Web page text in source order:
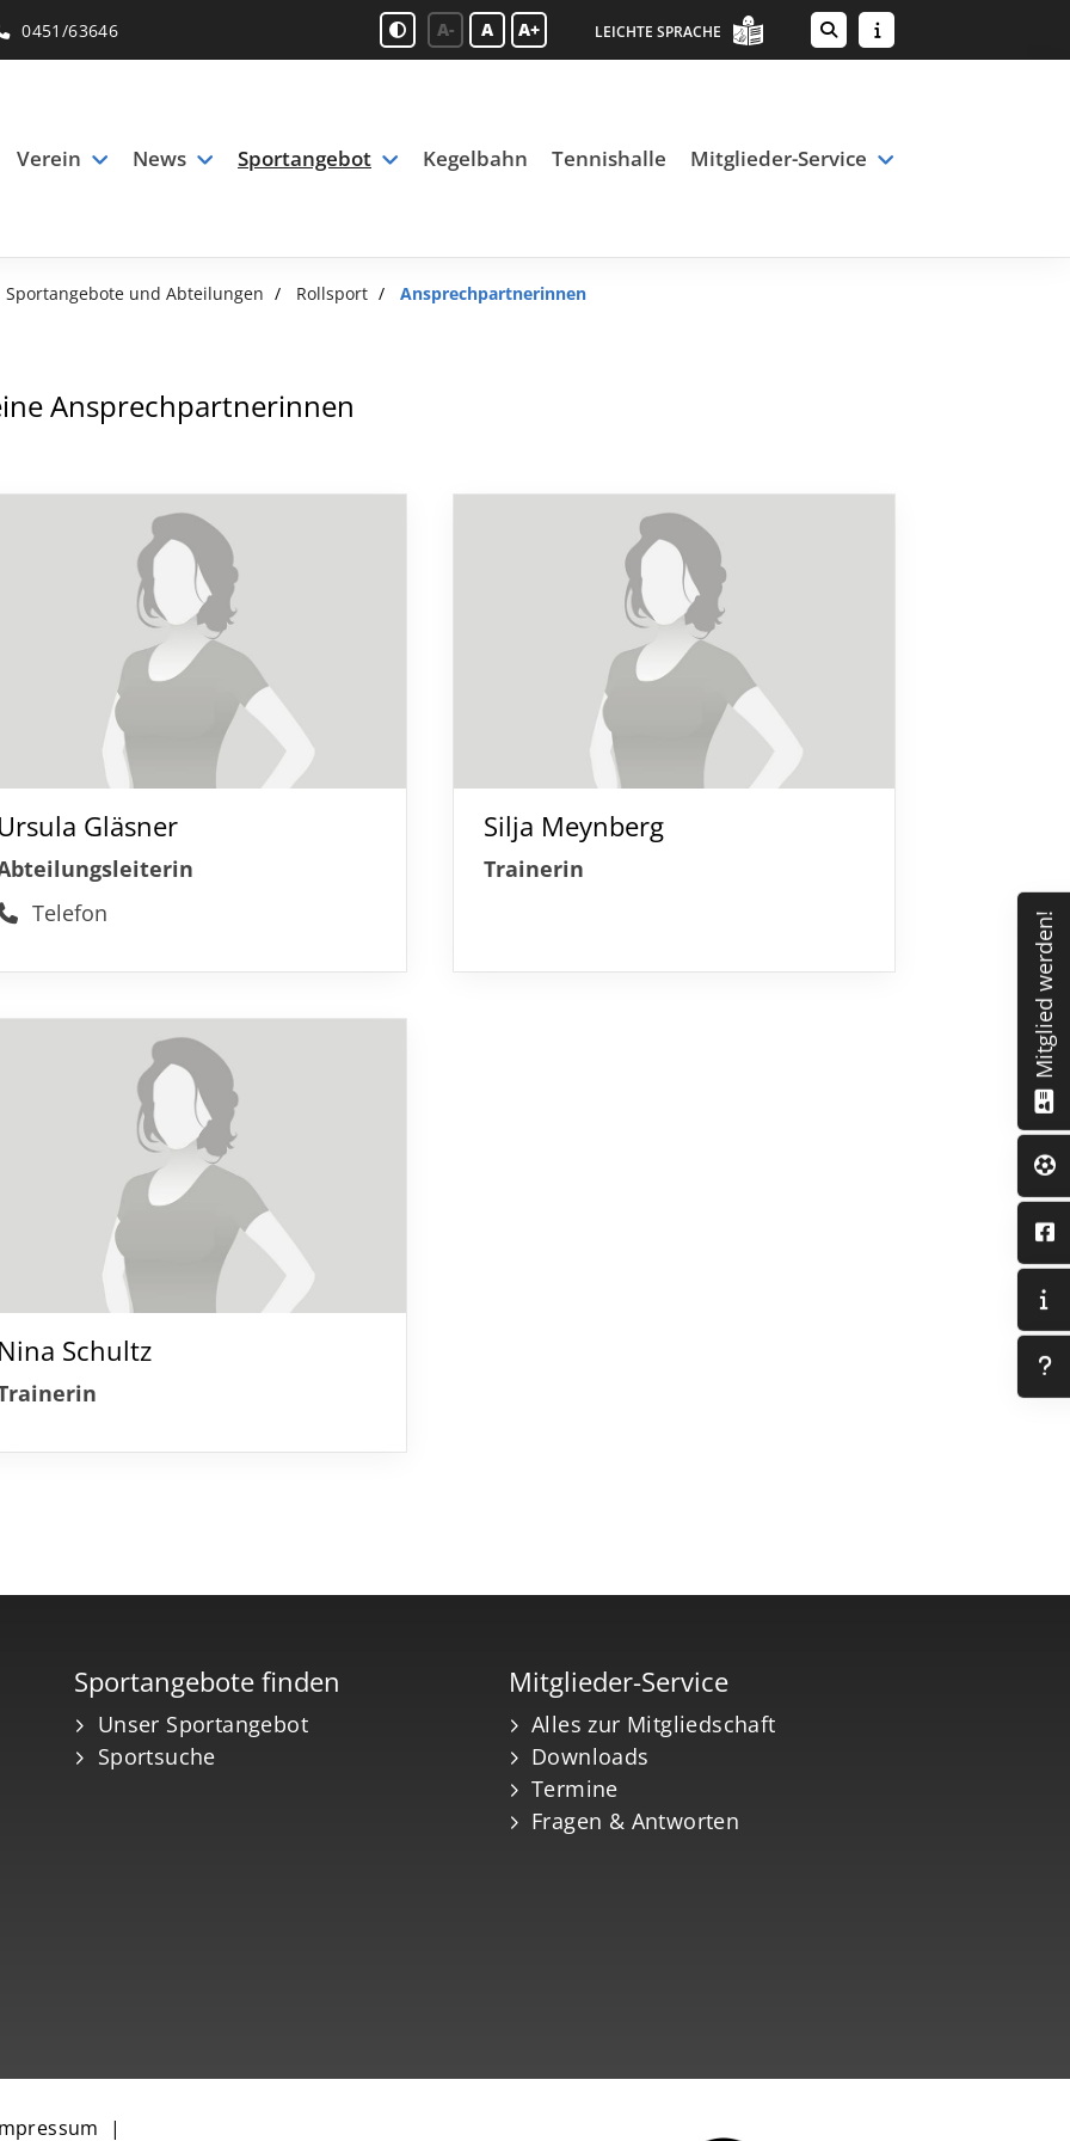
0451/63646 A- A A+ LEICHTE SPRACHE
Verein News Sportangebot Kegelbahn Tennishalle Mitglieder-Service
Sportangebote und Abteilungen Rollsport Ansprechpartnerinnen
Ansprechpartnerinnen
Ursula Gläsner
Telefon
Silja Meynberg
Trainerin
Nina Schultz
Sportangebote finden
Unser Sportangebot
Sportsuche
Mitglieder-Service
Alles zur Mitgliedschaft
Downloads
Termine
Fragen & Antworten
|
Mitglied werden!
Mitglieder-Service
Alles zur Mitgliedschaft
Downloads
Termine
Fragen & Antworten
Geschäftsstelle
TuS Lübeck von 1893 e.V.
Schlutuper Straße 37
23566 Lübeck
0451/63646
info@tus-luebeck.de